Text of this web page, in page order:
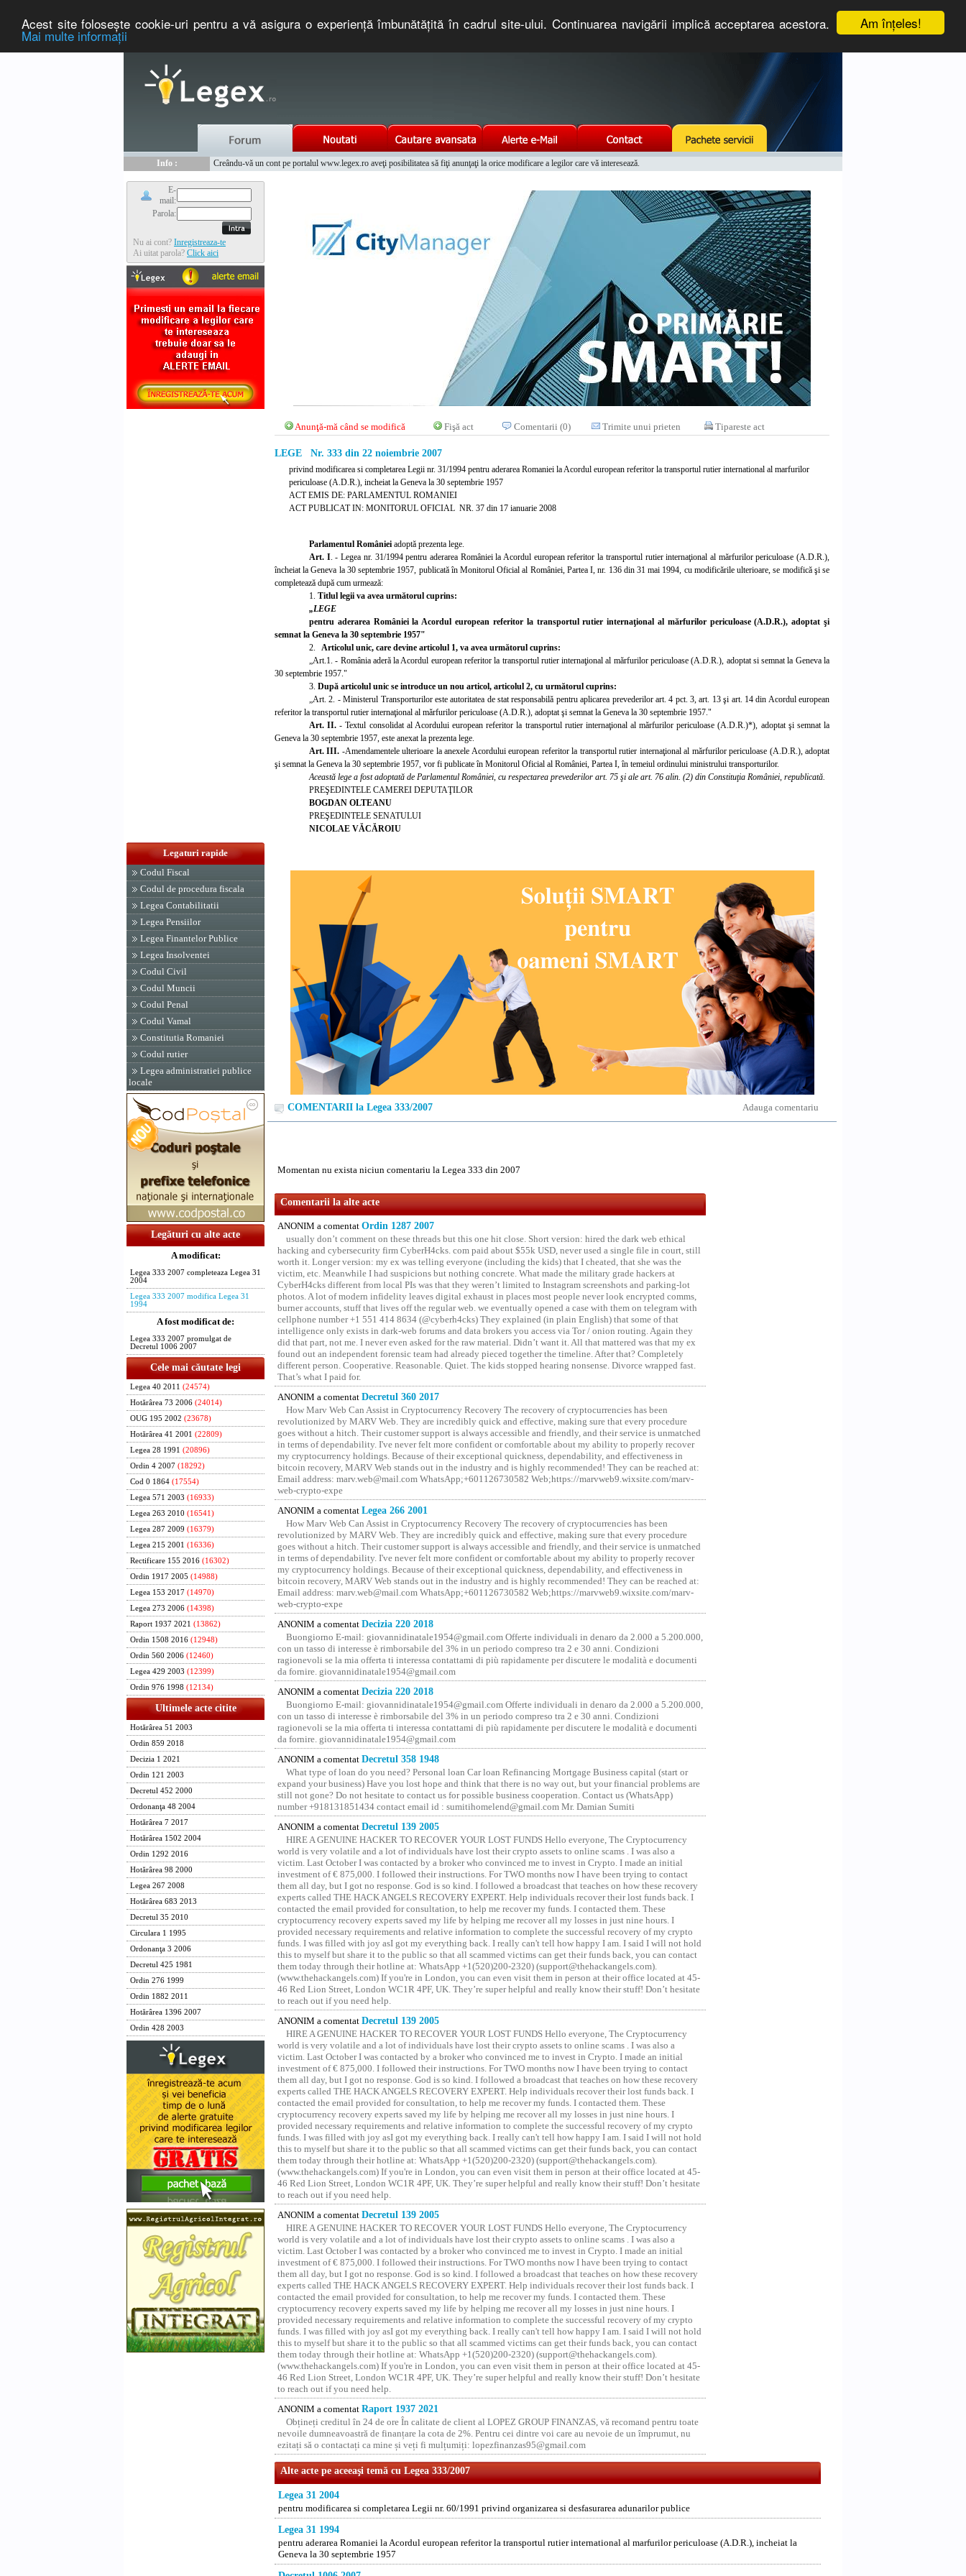
Am înţeles!
Acest site foloseşte cookie-uri pentru a vă asigura o experienţă îmbunătăţită în cadrul site-ului. Continuarea navigării implică acceptarea acestora.
Mai multe informaţii
Info :
Creându-vă un cont pe portalul www.legex.ro aveţi posibilitatea să fiţi anunţaţi la orice modificare a legilor care vă interesează.
E-
mail:
Parola:
Nu ai cont? Inregistreaza-te
Ai uitat parola? Click aici
Legaturi rapide
Codul Fiscal
Codul de procedura fiscala
Legea Contabilitatii
Legea Pensiilor
Legea Finantelor Publice
Legea Insolventei
Codul Civil
Codul Muncii
Codul Penal
Codul Vamal
Constitutia Romaniei
Codul rutier
Legea administratiei publice
locale
Legături cu alte acte
A modificat:
Legea 333 2007 completeaza Legea 31
2004
Legea 333 2007 modifica Legea 31
1994
A fost modificat de:
Legea 333 2007 promulgat de
Decretul 1006 2007
Cele mai căutate legi
Legea 40 2011 (24574)
Hotărârea 73 2006 (24014)
OUG 195 2002 (23678)
Hotărârea 41 2001 (22809)
Legea 28 1991 (20896)
Ordin 4 2007 (18292)
Cod 0 1864 (17554)
Legea 571 2003 (16933)
Legea 263 2010 (16541)
Legea 287 2009 (16379)
Legea 215 2001 (16336)
Rectificare 155 2016 (16302)
Ordin 1917 2005 (14988)
Legea 153 2017 (14970)
Legea 273 2006 (14398)
Raport 1937 2021 (13862)
Ordin 1508 2016 (12948)
Ordin 560 2006 (12460)
Legea 429 2003 (12399)
Ordin 976 1998 (12134)
Ultimele acte citite
Hotărârea 51 2003
Ordin 859 2018
Decizia 1 2021
Ordin 121 2003
Decretul 452 2000
Ordonanţa 48 2004
Hotărârea 7 2017
Hotărârea 1502 2004
Ordin 1292 2016
Hotărârea 98 2000
Legea 267 2008
Hotărârea 683 2013
Decretul 35 2010
Circulara 1 1995
Ordonanţa 3 2006
Decretul 425 1981
Ordin 276 1999
Ordin 1882 2011
Hotărârea 1396 2007
Ordin 428 2003
Anunţă-mă când se modifică Fişă act Comentarii (0) Trimite unui prieten Tipareste act
LEGE Nr. 333 din 22 noiembrie 2007
privind modificarea si completarea Legii nr. 31/1994 pentru aderarea Romaniei la Acordul european referitor la transportul rutier international al marfurilor
periculoase (A.D.R.), incheiat la Geneva la 30 septembrie 1957
ACT EMIS DE: PARLAMENTUL ROMANIEI
ACT PUBLICAT IN: MONITORUL OFICIAL NR. 37 din 17 ianuarie 2008
Parlamentul României adoptă prezenta lege.
Art. I. - Legea nr. 31/1994 pentru aderarea României la Acordul european referitor la transportul rutier internaţional al mărfurilor periculoase (A.D.R.),
încheiat la Geneva la 30 septembrie 1957, publicată în Monitorul Oficial al României, Partea I, nr. 136 din 31 mai 1994, cu modificările ulterioare, se modifică şi se
completează după cum urmează:
1. Titlul legii va avea următorul cuprins:
„LEGE
pentru aderarea României la Acordul european referitor la transportul rutier internaţional al mărfurilor periculoase (A.D.R.), adoptat şi
semnat la Geneva la 30 septembrie 1957"
2.
Articolul unic, care devine articolul 1, va avea următorul cuprins:
„Art.1. - România aderă la Acordul european referitor la transportul rutier internaţional al mărfurilor periculoase (A.D.R.), adoptat si semnat la Geneva la
30 septembrie 1957."
3. După articolul unic se introduce un nou articol, articolul 2, cu următorul cuprins:
„Art. 2. -Ministerul Transporturilor este autoritatea de stat responsabilă pentru aplicarea prevederilor art. 4 pct. 3, art. 13 şi art. 14 din Acordul european
referitor la transportul rutier internaţional al mărfurilor periculoase (A.D.R.), adoptat şi semnat la Geneva la 30 septembrie 1957."
Art. II.- Textul consolidat al Acordului european referitor la transportul rutier internaţional al mărfurilor periculoase (A.D.R.)*), adoptat şi semnat la
Geneva la 30 septembrie 1957, este anexat la prezenta lege.
Art. III. -Amendamentele ulterioare la anexele Acordului european referitor la transportul rutier internaţional al mărfurilor periculoase (A.D.R.), adoptat
şi semnat la Geneva la 30 septembrie 1957, vor fi publicate în Monitorul Oficial al României, Partea I, în temeiul ordinului ministrului transporturilor.
Această lege a fost adoptată de Parlamentul României, cu respectarea prevederilor art. 75 şi ale art. 76 alin. (2) din Constituţia României, republicată.
PREŞEDINTELE CAMEREI DEPUTAŢILOR
BOGDAN OLTEANU
PREŞEDINTELE SENATULUI
NICOLAE VĂCĂROIU
Adauga comentariu
COMENTARII la Legea 333/2007
Momentan nu exista niciun comentariu la Legea 333 din 2007
Comentarii la alte acte
ANONIM a comentat Ordin 1287 2007
usually don’t comment on these threads but this one hit close. Short version: hired the dark web ethical
hacking and cybersecurity firm CyberH4cks. com paid about $55k USD, never used a single file in court, still
worth it. Longer version: my ex was telling everyone (including the kids) that I cheated, that she was the
victim, etc. Meanwhile I had suspicions but nothing concrete. What made the military grade hackers at
CyberH4cks different from local PIs was that they weren’t limited to Instagram screenshots and parking-lot
photos. A lot of modern infidelity leaves digital exhaust in places most people never look encrypted comms,
burner accounts, stuff that lives off the regular web. we eventually opened a case with them on telegram with
cellphone number +1 551 414 8634 (@cyberh4cks) They explained (in plain English) that some of that
intelligence only exists in dark-web forums and data brokers you access via Tor / onion routing. Again they
did that part, not me. I never even asked for the raw material. Didn’t want it. All that mattered was that my ex
found out an independent forensic team had already pieced together the timeline. After that? Completely
different person. Cooperative. Reasonable. Quiet. The kids stopped hearing nonsense. Divorce wrapped fast.
That’s what I paid for.
ANONIM a comentat Decretul 360 2017
How Marv Web Can Assist in Cryptocurrency Recovery The recovery of cryptocurrencies has been
revolutionized by MARV Web. They are incredibly quick and effective, making sure that every procedure
goes without a hitch. Their customer support is always accessible and friendly, and their service is unmatched
in terms of dependability. I've never felt more confident or comfortable about my ability to properly recover
my cryptocurrency holdings. Because of their exceptional quickness, dependability, and effectiveness in
bitcoin recovery, MARV Web stands out in the industry and is highly recommended! They can be reached at:
Email address: marv.web@mail.com WhatsApp;+601126730582 Web;https://marvweb9.wixsite.com/marv-
web-crypto-expe
ANONIM a comentat Legea 266 2001
How Marv Web Can Assist in Cryptocurrency Recovery The recovery of cryptocurrencies has been
revolutionized by MARV Web. They are incredibly quick and effective, making sure that every procedure
goes without a hitch. Their customer support is always accessible and friendly, and their service is unmatched
in terms of dependability. I've never felt more confident or comfortable about my ability to properly recover
my cryptocurrency holdings. Because of their exceptional quickness, dependability, and effectiveness in
bitcoin recovery, MARV Web stands out in the industry and is highly recommended! They can be reached at:
Email address: marv.web@mail.com WhatsApp;+601126730582 Web;https://marvweb9.wixsite.com/marv-
web-crypto-expe
ANONIM a comentat Decizia 220 2018
Buongiorno E-mail: giovannidinatale1954@­gmail.­com Offerte individuali in denaro da 2.000 a 5.200.000,
con un tasso di interesse è rimborsabile del 3% in un periodo compreso tra 2 e 30 anni. Condizioni
ragionevoli se la mia offerta ti interessa contattami di più rapidamente per discutere le modalità e documenti
da fornire. giovannidinatale1954@­gmail.­com
ANONIM a comentat Decizia 220 2018
Buongiorno E-mail: giovannidinatale1954@­gmail.­com Offerte individuali in denaro da 2.000 a 5.200.000,
con un tasso di interesse è rimborsabile del 3% in un periodo compreso tra 2 e 30 anni. Condizioni
ragionevoli se la mia offerta ti interessa contattami di più rapidamente per discutere le modalità e documenti
da fornire. giovannidinatale1954@­gmail.­com
ANONIM a comentat Decretul 358 1948
What type of loan do you need? Personal loan Car loan Refinancing Mortgage Business capital (start or
expand your business) Have you lost hope and think that there is no way out, but your financial problems are
still not gone? Do not hesitate to contact us for possible business cooperation. Contact us (WhatsApp)
number +918131851434 contact email id : sumitihomelend@gmail.com Mr. Damian Sumiti
ANONIM a comentat Decretul 139 2005
HIRE A GENUINE HACKER TO RECOVER YOUR LOST FUNDS Hello everyone, The Cryptocurrency
world is very volatile and a lot of individuals have lost their crypto assets to online scams . I was also a
victim. Last October I was contacted by a broker who convinced me to invest in Crypto. I made an initial
investment of € 875,000. I followed their instructions. For TWO months now I have been trying to contact
them all day, but I got no response. God is so kind. I followed a broadcast that teaches on how these recovery
experts called THE HACK ANGELS RECOVERY EXPERT. Help individuals recover their lost funds back. I
contacted the email provided for consultation, to help me recover my funds. I contacted them. These
cryptocurrency recovery experts saved my life by helping me recover all my losses in just nine hours. I
provided necessary requirements and relative information to complete the successful recovery of my crypto
funds. I was filled with joy asI got my everything back. I really can't tell how happy I am. I said I will not hold
this to myself but share it to the public so that all scammed victims can get their funds back, you can contact
them today through their hotline at: WhatsApp +1(520)200-2320) (support@thehackangels.com).
(www.thehackangels.com) If you're in London, you can even visit them in person at their office located at 45-
46 Red Lion Street, London WC1R 4PF, UK. They’re super helpful and really know their stuff! Don’t hesitate
to reach out if you need help.
ANONIM a comentat Decretul 139 2005
HIRE A GENUINE HACKER TO RECOVER YOUR LOST FUNDS Hello everyone, The Cryptocurrency
world is very volatile and a lot of individuals have lost their crypto assets to online scams . I was also a
victim. Last October I was contacted by a broker who convinced me to invest in Crypto. I made an initial
investment of € 875,000. I followed their instructions. For TWO months now I have been trying to contact
them all day, but I got no response. God is so kind. I followed a broadcast that teaches on how these recovery
experts called THE HACK ANGELS RECOVERY EXPERT. Help individuals recover their lost funds back. I
contacted the email provided for consultation, to help me recover my funds. I contacted them. These
cryptocurrency recovery experts saved my life by helping me recover all my losses in just nine hours. I
provided necessary requirements and relative information to complete the successful recovery of my crypto
funds. I was filled with joy asI got my everything back. I really can't tell how happy I am. I said I will not hold
this to myself but share it to the public so that all scammed victims can get their funds back, you can contact
them today through their hotline at: WhatsApp +1(520)200-2320) (support@thehackangels.com).
(www.thehackangels.com) If you're in London, you can even visit them in person at their office located at 45-
46 Red Lion Street, London WC1R 4PF, UK. They’re super helpful and really know their stuff! Don’t hesitate
to reach out if you need help.
ANONIM a comentat Decretul 139 2005
HIRE A GENUINE HACKER TO RECOVER YOUR LOST FUNDS Hello everyone, The Cryptocurrency
world is very volatile and a lot of individuals have lost their crypto assets to online scams . I was also a
victim. Last October I was contacted by a broker who convinced me to invest in Crypto. I made an initial
investment of € 875,000. I followed their instructions. For TWO months now I have been trying to contact
them all day, but I got no response. God is so kind. I followed a broadcast that teaches on how these recovery
experts called THE HACK ANGELS RECOVERY EXPERT. Help individuals recover their lost funds back. I
contacted the email provided for consultation, to help me recover my funds. I contacted them. These
cryptocurrency recovery experts saved my life by helping me recover all my losses in just nine hours. I
provided necessary requirements and relative information to complete the successful recovery of my crypto
funds. I was filled with joy asI got my everything back. I really can't tell how happy I am. I said I will not hold
this to myself but share it to the public so that all scammed victims can get their funds back, you can contact
them today through their hotline at: WhatsApp +1(520)200-2320) (support@thehackangels.com).
(www.thehackangels.com) If you're in London, you can even visit them in person at their office located at 45-
46 Red Lion Street, London WC1R 4PF, UK. They’re super helpful and really know their stuff! Don’t hesitate
to reach out if you need help.
ANONIM a comentat Raport 1937 2021
Obțineți creditul în 24 de ore În calitate de client al LOPEZ GROUP FINANZAS, vă recomand pentru toate
nevoile dumneavoastră de finanțare la cota de 2%. Pentru cei dintre voi care au nevoie de un împrumut, nu
ezitați să o contactați ca mine și veți fi mulțumiți: lopezfinanzas95@gmail.com
Alte acte pe aceeaşi temă cu Legea 333/2007
Legea 31 2004
pentru modificarea si completarea Legii nr. 60/1991 privind organizarea si desfasurarea adunarilor publice
Legea 31 1994
pentru aderarea Romaniei la Acordul european referitor la transportul rutier international al marfurilor periculoase (A.D.R.), incheiat la
Geneva la 30 septembrie 1957